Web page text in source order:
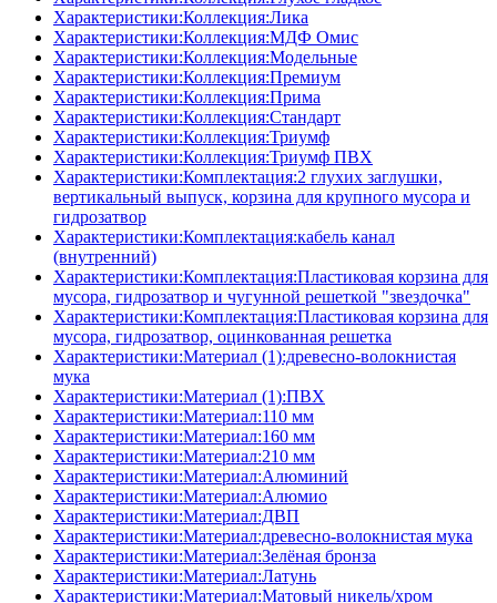
Характеристики:Коллекция:Лика
Характеристики:Коллекция:МДФ Омис
Характеристики:Коллекция:Модельные
Характеристики:Коллекция:Премиум
Характеристики:Коллекция:Прима
Характеристики:Коллекция:Стандарт
Характеристики:Коллекция:Триумф
Характеристики:Коллекция:Триумф ПВХ
Характеристики:Комплектация:2 глухих заглушки,
вертикальный выпуск, корзина для крупного мусора и
гидрозатвор
Характеристики:Комплектация:кабель канал
(внутренний)
Характеристики:Комплектация:Пластиковая корзина для
мусора, гидрозатвор и чугунной решеткой "звездочка"
Характеристики:Комплектация:Пластиковая корзина для
мусора, гидрозатвор, оцинкованная решетка
Характеристики:Материал (1):древесно-волокнистая
мука
Характеристики:Материал (1):ПВХ
Характеристики:Материал:110 мм
Характеристики:Материал:160 мм
Характеристики:Материал:210 мм
Характеристики:Материал:Алюминий
Характеристики:Материал:Алюмио
Характеристики:Материал:ДВП
Характеристики:Материал:древесно-волокнистая мука
Характеристики:Материал:Зелёная бронза
Характеристики:Материал:Латунь
Характеристики:Материал:Матовый никель/хром